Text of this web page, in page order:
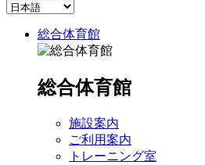
総合体育館
総合体育館
施設案内
ご利用案内
トレーニング室